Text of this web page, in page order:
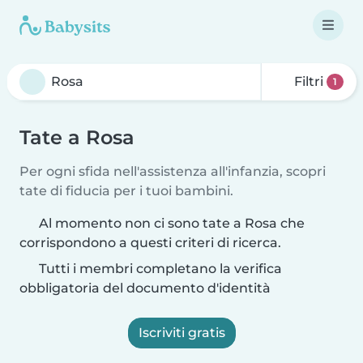
Filtri 1
Tate a Rosa
Per ogni sfida nell'assistenza all'infanzia, scopri
tate di fiducia per i tuoi bambini.
Al momento non ci sono tate a Rosa che
corrispondono a questi criteri di ricerca.
Tutti i membri completano la verifica
obbligatoria del documento d'identità
Iscriviti gratis